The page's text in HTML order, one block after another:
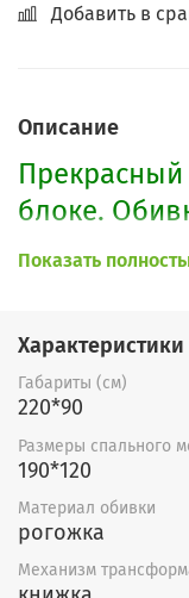
Добавить в
Описание
блоке.
рогожки.
опоры.
белья. Один
этого
место.
По Вашему
Показать
Характеристики
Габариты (см)
220*90
Размеры спального
190*120
Материал обивки
рогожка
Механизм